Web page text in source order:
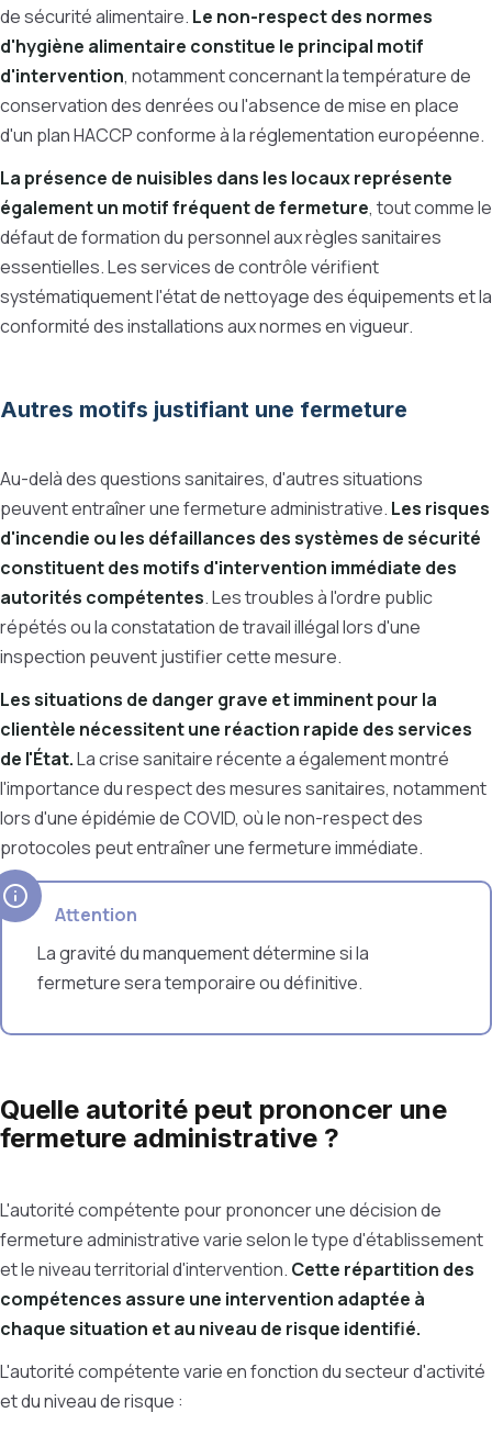
de sécurité alimentaire. Le non-respect des normes
d'hygiène alimentaire constitue le principal motif
d'intervention, notamment concernant la température de
conservation des denrées ou l'absence de mise en place
d'un plan HACCP conforme à la réglementation européenne.
La présence de nuisibles dans les locaux représente
également un motif fréquent de fermeture, tout comme le
défaut de formation du personnel aux règles sanitaires
essentielles. Les services de contrôle vérifient
systématiquement l'état de nettoyage des équipements et la
conformité des installations aux normes en vigueur.
Autres motifs justifiant une fermeture
Au-delà des questions sanitaires, d'autres situations
peuvent entraîner une fermeture administrative. Les risques
d'incendie ou les défaillances des systèmes de sécurité
constituent des motifs d'intervention immédiate des
autorités compétentes. Les troubles à l'ordre public
répétés ou la constatation de travail illégal lors d'une
inspection peuvent justifier cette mesure.
Les situations de danger grave et imminent pour la
clientèle nécessitent une réaction rapide des services
de l'État.La crise sanitaire récente a également montré
l'importance du respect des mesures sanitaires, notamment
lors d'une épidémie de COVID, où le non-respect des
protocoles peut entraîner une fermeture immédiate.
Attention
La gravité du manquement détermine si la
fermeture sera temporaire ou définitive.
Quelle autorité peut prononcer une
fermeture administrative ?
L'autorité compétente pour prononcer une décision de
fermeture administrative varie selon le type d'établissement
et le niveau territorial d'intervention. Cette répartition des
compétences assure une intervention adaptée à
chaque situation et au niveau de risque identifié.
L'autorité compétente varie en fonction du secteur d'activité
et du niveau de risque :